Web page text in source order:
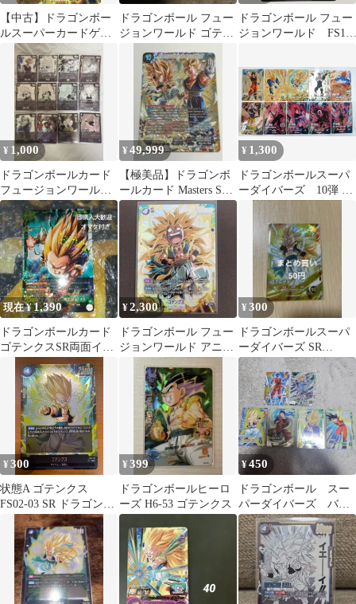
【中古】ドラゴンボー
ルスーパーカードゲー
ム FB04-033[SR☆]：ゴ
テンクス
ドラゴンボール フュー
ジョンワールド ゴテン
ドラゴンボール フュー
ジョンワールド FS11-
¥ 1,000
ドラゴンボールカード
フュージョンワールド
ゴテンクスSR等 まとめ
売り
¥49,999
【極美品】ドラゴンボ
ールカード Masters SCR
ベジット&ゴテンクス
¥ 1,300
ドラゴンボールスーパ
ーダイバーズ 10弾 奮
迅の一撃 SDV10-PUR
5種、SDV10-XVPUR 5
種、 SR 12種 計22枚
セット
現在 ¥1,390
ドラゴンボールカード
ゴテンクスSR両面イラ
ストカードダス限定 オ
マケ付き⭐️
¥2,300
ドラゴンボール フュー
ジョンワールド アニバ
fb04-33
¥300
ドラゴンボールスーパ
ーダイバーズ SR
SDV9-061 ゴテンクス
¥300
状態A ゴテンクス
FS02-03 SR ドラゴンボ
ール フュージョンワー
ルド
¥399
ドラゴンボールヒーロ
ーズ H6-53 ゴテンクス
¥450
ドラゴンボール スー
パーダイバーズ バト
ルオブサイヤン 孫悟
空 ゴテンクス